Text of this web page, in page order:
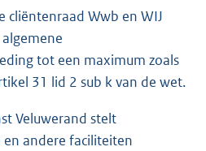
cliëntenraad Wwb en WIJ
tot een maximum zoals
31 lid 2 sub k van de wet.
Veluwerand stelt
andere faciliteiten